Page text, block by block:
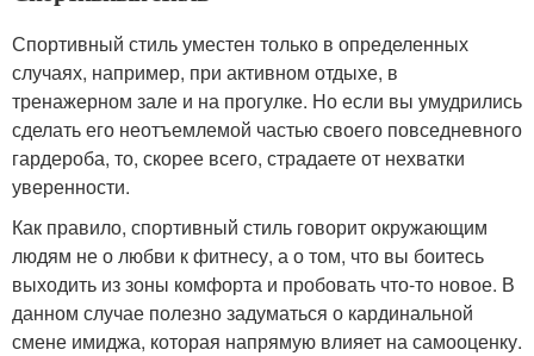
Спортивный стиль уместен только в определенных
случаях, например, при активном отдыхе, в
тренажерном зале и на прогулке. Но если вы умудрились
сделать его неотъемлемой частью своего повседневного
гардероба, то, скорее всего, страдаете от нехватки
уверенности.
Как правило, спортивный стиль говорит окружающим
людям не о любви к фитнесу, а о том, что вы боитесь
выходить из зоны комфорта и пробовать что-то новое. В
данном случае полезно задуматься о кардинальной
смене имиджа, которая напрямую влияет на самооценку.